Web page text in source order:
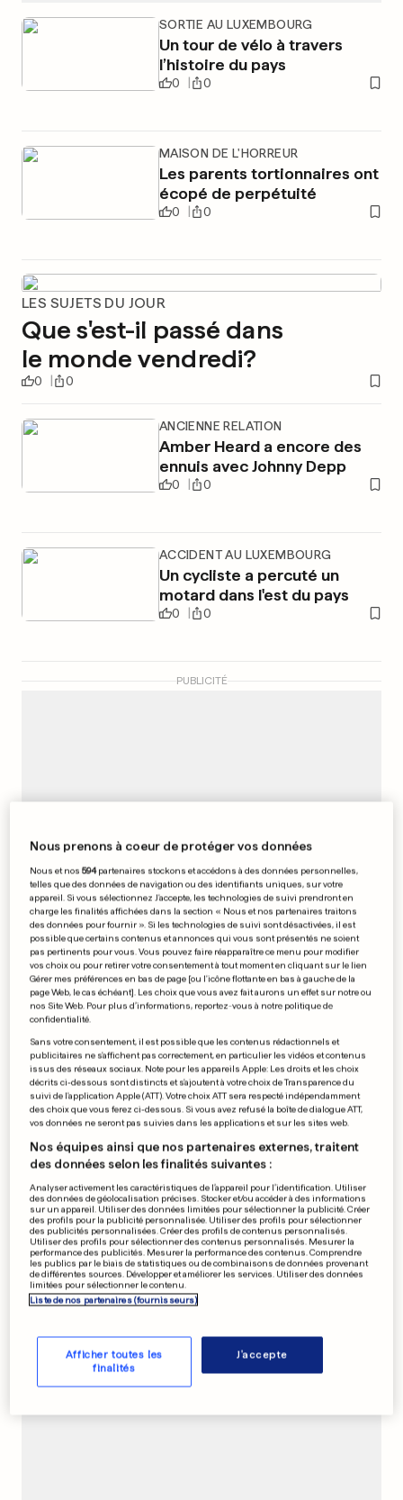
SORTIE AU LUXEMBOURG
Un tour de vélo à travers
l’histoire du pays
0 0
MAISON DE L'HORREUR
Les parents tortionnaires ont
écopé de perpétuité
0 0
LES SUJETS DU JOUR
Que s'est-il passé dans
le monde vendredi?
0 0
ANCIENNE RELATION
Amber Heard a encore des
ennuis avec Johnny Depp
0 0
ACCIDENT AU LUXEMBOURG
Un cycliste a percuté un
motard dans l'est du pays
0 0
PUBLICITÉ
TOUT PRÈS DU LUXEMBOURG
Une personne a perdu la vie
sur la N4 près de Perlé
0 0
GRAND DÉBAT
Macron fera ses annonces
jeudi prochain
0
A3 AU LUXEMBOURG
Un accident en France a
provoqué des bouchons
0 0
PUBLICITÉ
Nous prenons à coeur de protéger vos données
Nous et nos594partenaires stockons et accédons à des données personnelles,
telles que des données de navigation ou des identifiants uniques, sur votre
appareil. Si vous sélectionnez J'accepte, les technologies de suivi prendront en
charge les finalités affichées dans la section « Nous et nos partenaires traitons
des données pour fournir ». Si les technologies de suivi sont désactivées, il est
possible que certains contenus et annonces qui vous sont présentés ne soient
pas pertinents pour vous. Vous pouvez faire réapparaître ce menu pour modifier
vos choix ou pour retirer votre consentement à tout moment en cliquant sur le lien
Gérer mes préférences en bas de page [ou l'icône flottante en bas à gauche de la
page Web, le cas échéant]. Les choix que vous avez fait aurons un effet sur notre ou
nos Site Web. Pour plus d’informations, reportez-vous à notre politique de
confidentialité.
Sans votre consentement, il est possible que les contenus rédactionnels et
publicitaires ne s'affichent pas correctement, en particulier les vidéos et contenus
issus des réseaux sociaux. Note pour les appareils Apple: Les droits et les choix
décrits ci-dessous sont distincts et s'ajoutent à votre choix de Transparence du
suivi de l'application Apple (ATT). Votre choix ATT sera respecté indépendamment
des choix que vous ferez ci-dessous. Si vous avez refusé la boîte de dialogue ATT,
vos données ne seront pas suivies dans les applications et sur les sites web.
Nos équipes ainsi que nos partenaires externes, traitent
des données selon les finalités suivantes :
Analyser activement les caractéristiques de l’appareil pour l’identification. Utiliser
des données de géolocalisation précises. Stocker et/ou accéder à des informations
sur un appareil. Utiliser des données limitées pour sélectionner la publicité. Créer
des profils pour la publicité personnalisée. Utiliser des profils pour sélectionner
des publicités personnalisées. Créer des profils de contenus personnalisés.
Utiliser des profils pour sélectionner des contenus personnalisés. Mesurer la
performance des publicités. Mesurer la performance des contenus. Comprendre
les publics par le biais de statistiques ou de combinaisons de données provenant
de différentes sources. Développer et améliorer les services. Utiliser des données
limitées pour sélectionner le contenu.
Liste de nos partenaires (fournisseurs)
Afficher toutes les
finalités
J'accepte